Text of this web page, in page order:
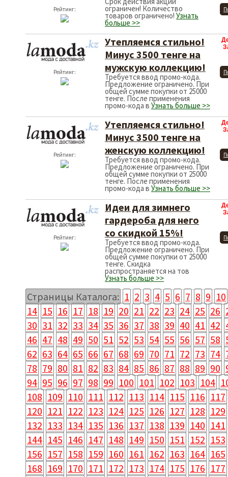
Рейтинг: ограничен! Количество
товаров ограничено! Узнать
больше >>
Рейтинг:
Утепляемся стильно!
Минус 3500 тенге на
мужскую коллекцию!
Требуется ввод промо-кода.
Предложение ограничено. При
общей сумме покупки от 25000
тенге. После применения
промо-кода в Узнать больше >>
Рейтинг:
Утепляемся стильно!
Минус 3500 тенге на
женскую коллекцию!
Требуется ввод промо-кода.
Предложение ограничено. При
общей сумме покупки от 25000
тенге. После применения
промо-кода в Узнать больше >>
Рейтинг:
Идеи для зимнего
гардероба для него
со скидкой 15%!
Требуется ввод промо-кода.
Предложение ограничено. При
общей сумме покупки от 25000
тенге. Скидка
распространяется на тов
Узнать больше >>
Страницы Каталога: 1 2 3 4 5 6 7 8 9 10
14 15 16 17 18 19 20 21 22 23 24 25 26
30 31 32 33 34 35 36 37 38 39 40 41 42
46 47 48 49 50 51 52 53 54 55 56 57 58
62 63 64 65 66 67 68 69 70 71 72 73 74
78 79 80 81 82 83 84 85 86 87 88 89 90
94 95 96 97 98 99 100 101 102 103 104
108 109 110 111 112 113 114 115 116 117
120 121 122 123 124 125 126 127 128 129
132 133 134 135 136 137 138 139 140 141
144 145 146 147 148 149 150 151 152 153
156 157 158 159 160 161 162 163 164 165
168 169 170 171 172 173 174 175 176 177